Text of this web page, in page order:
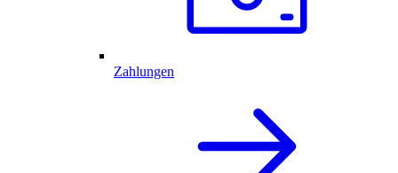
Zahlungen